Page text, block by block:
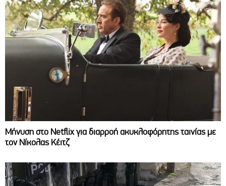
Μήνυση στο Netflix για διαρροή ακυκλοφόρητης ταινίας με
τον Νίκολας Κέιτζ